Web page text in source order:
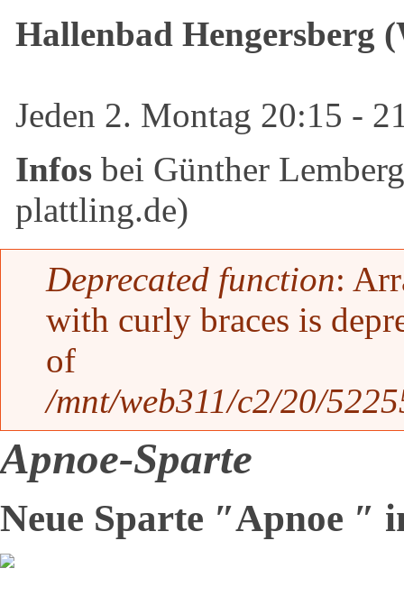
Hallenbad Hengersberg
​Jeden 2. Montag 20:15 -
Infos bei Günther
plattling.de)
Fehlermeldung
Deprecated function:
with curly braces is
of
/mnt/web311/c2/20/
Apnoe-Sparte
Neue Sparte ″Apnoe ″